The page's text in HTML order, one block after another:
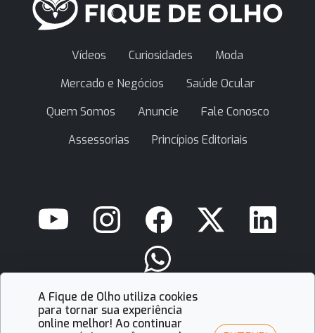
Vídeos Curiosidades
Moda
Mercado e Negócios
Saúde Ocular
Quem Somos
Anuncie
Fale Conosco
Assessorias
Princípios Editoriais
contato@fiquedeolho.com.br
A Fique de Olho utiliza cookies
para tornar sua experiência
online melhor! Ao continuar